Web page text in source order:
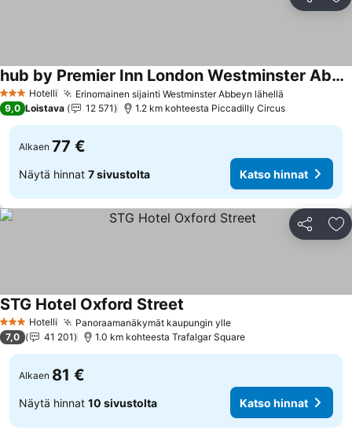
3 Tähtiluokitus
Hotelli Erinomainen sijainti Westminster Abbeyn lähellä
hub by Premier Inn London Westminster Abbey hotel
Katso hinnat
9,0 Loistava 12 571 1.2 km kohteesta Piccadilly Circus
Alkaen 77 €
Näytä hinnat 7 sivustolta Katso hinnat
Jaa
3 Tähtiluokitus
Hotelli Panoraamanäkymät kaupungin ylleKatso hinnat
STG Hotel Oxford Street
7,0 41 201 1.0 km kohteesta Trafalgar Square
Alkaen 81 €
Näytä hinnat 10 sivustolta Katso hinnat